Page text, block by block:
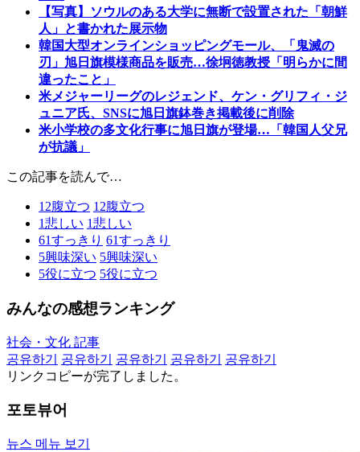
【写真】ソウルのある大学に無断で設置された「朝鮮
人」と書かれた展示物
韓国大型オンラインショッピングモール、「鬼滅の
刃」旭日旗模様商品を販売…徐坰徳教授「明らかに間
違ったこと」
米メジャーリーグのレジェンド、ケン・グリフィ・ジ
ュニア氏、SNSに旭日旗鉢巻き掲載後に削除
米小学校の多文化行事に旭日旗が登場…「韓国人父兄
が抗議」
この記事を読んで…
12腹立つ 12腹立つ
1悲しい 1悲しい
61すっきり 61すっきり
5興味深い 5興味深い
5役に立つ 5役に立つ
みんなの感想ランキング
社会・文化 記事
공유하기
공유하기 공유하기 공유하기
공유하기
リンクコピーが完了しました。
포토뷰어
뉴스 메뉴 보기